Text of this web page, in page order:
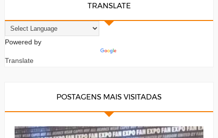
TRANSLATE
Powered by
Translate
POSTAGENS MAIS VISITADAS